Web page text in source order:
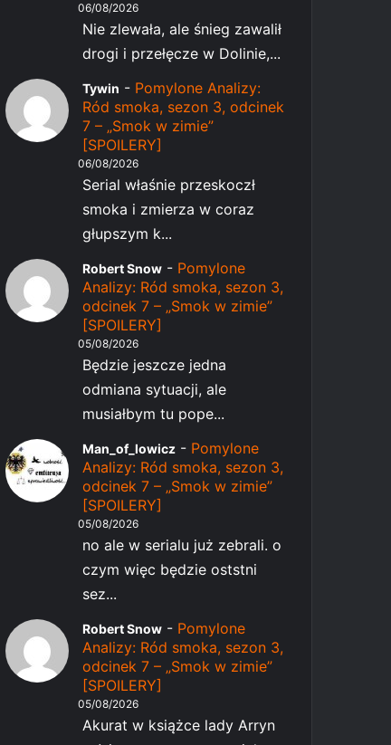
06/08/2026
Nie zlewała, ale śnieg zawalił
drogi i przełęcze w Dolinie,...
Tywin - Pomylone Analizy:
Ród smoka, sezon 3, odcinek
7 – „Smok w zimie”
[SPOILERY]
06/08/2026
Serial właśnie przeskoczł
smoka i zmierza w coraz
głupszym k...
Robert Snow - Pomylone
Analizy: Ród smoka, sezon 3,
odcinek 7 – „Smok w zimie”
[SPOILERY]
05/08/2026
Będzie jeszcze jedna
odmiana sytuacji, ale
musiałbym tu pope...
Man_of_lowicz - Pomylone
Analizy: Ród smoka, sezon 3,
odcinek 7 – „Smok w zimie”
[SPOILERY]
05/08/2026
no ale w serialu już zebrali. o
czym więc będzie oststni
sez...
Robert Snow - Pomylone
Analizy: Ród smoka, sezon 3,
odcinek 7 – „Smok w zimie”
[SPOILERY]
05/08/2026
Akurat w książce lady Arryn